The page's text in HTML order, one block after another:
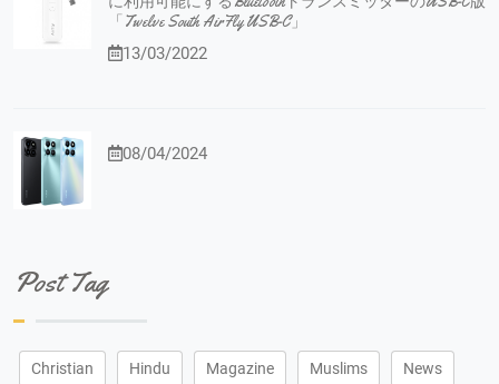
「Twelve South AirFly USB-C」
13/03/2022
08/04/2024
Post Tag
Christian Hindu Magazine Muslims News